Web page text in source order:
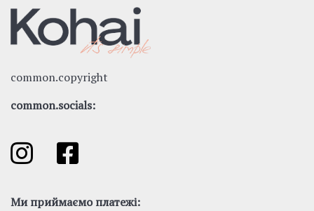
common.copyright
common.socials:
Ми приймаємо платежі: